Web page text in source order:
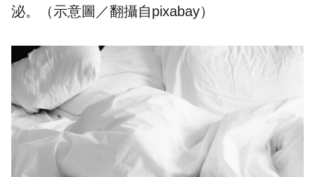
泌。（示意圖／翻攝自pixabay）